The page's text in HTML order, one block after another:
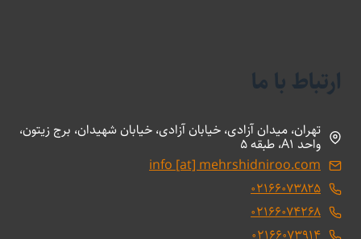
ارتباط با ما
تهران، میدان آزادی، خیابان آزادی، خیابان شهیدان، برج زیتون،
واحد A1، طبقه 5
info [at] mehrshidniroo.com
۰۲۱۶۶۰۷۳۸۲۵
۰۲۱۶۶۰۷۴۲۶۸